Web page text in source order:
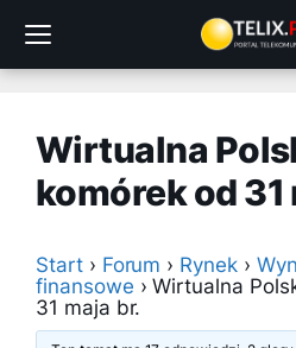
treści
Wirtualna
komórek od 31
Start › Forum › Rynek ›
finansowe › Wirtualna
31 maja br.